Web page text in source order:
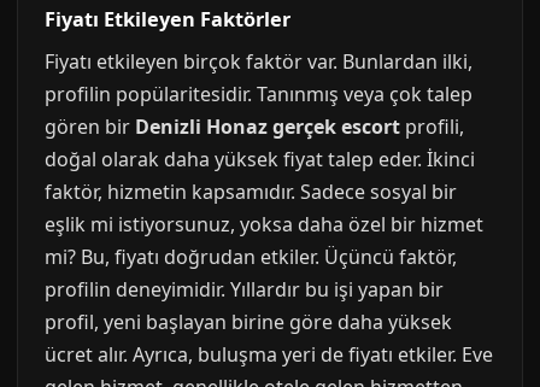
Fiyatı Etkileyen Faktörler
Fiyatı etkileyen birçok faktör var. Bunlardan ilki,
profilin popülaritesidir. Tanınmış veya çok talep
gören bir Denizli Honaz gerçek escort profili,
doğal olarak daha yüksek fiyat talep eder. İkinci
faktör, hizmetin kapsamıdır. Sadece sosyal bir
eşlik mi istiyorsunuz, yoksa daha özel bir hizmet
mi? Bu, fiyatı doğrudan etkiler. Üçüncü faktör,
profilin deneyimidir. Yıllardır bu işi yapan bir
profil, yeni başlayan birine göre daha yüksek
ücret alır. Ayrıca, buluşma yeri de fiyatı etkiler. Eve